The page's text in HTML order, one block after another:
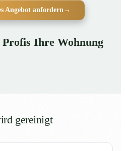
Angebot anfordern→
Profis Ihre Wohnung
gereinigt